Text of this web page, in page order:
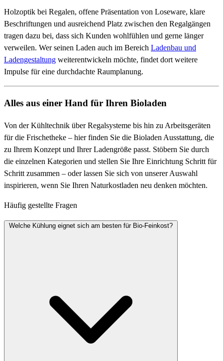
Holzoptik bei Regalen, offene Präsentation von Loseware, klare
Beschriftungen und ausreichend Platz zwischen den Regalgängen
tragen dazu bei, dass sich Kunden wohlfühlen und gerne länger
verweilen. Wer seinen Laden auch im Bereich Ladenbau und
Ladengestaltung weiterentwickeln möchte, findet dort weitere
Impulse für eine durchdachte Raumplanung.
Alles aus einer Hand für Ihren Bioladen
Von der Kühltechnik über Regalsysteme bis hin zu Arbeitsgeräten
für die Frischetheke – hier finden Sie die Bioladen Ausstattung, die
zu Ihrem Konzept und Ihrer Ladengröße passt. Stöbern Sie durch
die einzelnen Kategorien und stellen Sie Ihre Einrichtung Schritt für
Schritt zusammen – oder lassen Sie sich von unserer Auswahl
inspirieren, wenn Sie Ihren Naturkostladen neu denken möchten.
Häufig gestellte Fragen
Welche Kühlung eignet sich am besten für Bio-Feinkost?